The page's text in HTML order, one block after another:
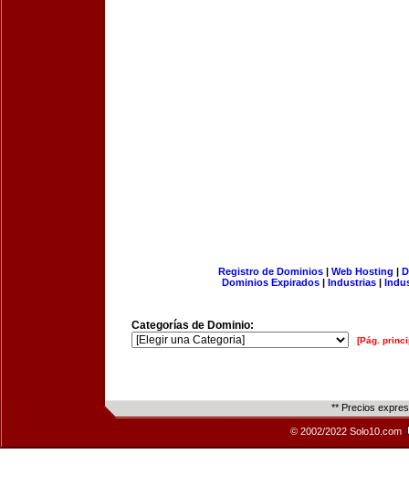
Registro de Dominios| Web Hosting |
Dominios Expirados | Industrias |
Categorías de Dominio:
[Pág.
** Precios
© 2002/2022 Solo10.com